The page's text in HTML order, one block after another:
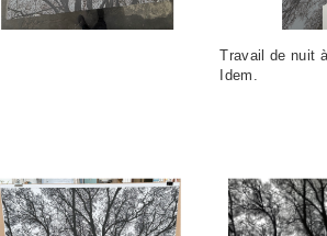
Travail de nuit
Idem.